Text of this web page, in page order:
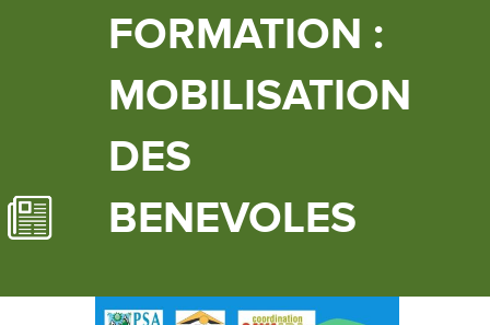
FORMATION :
MOBILISATION
DES
BENEVOLES